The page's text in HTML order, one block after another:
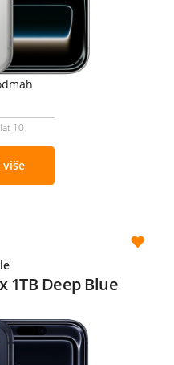
10
više
1TB Deep Blue